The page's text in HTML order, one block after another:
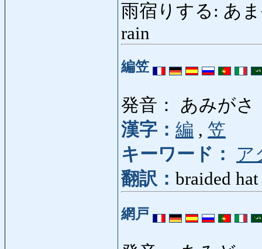
雨宿りする: あ
rain
編笠
発音： あみがさ
漢字： 編 , 笠
キーワード：
ア
翻訳： braided hat
網戸